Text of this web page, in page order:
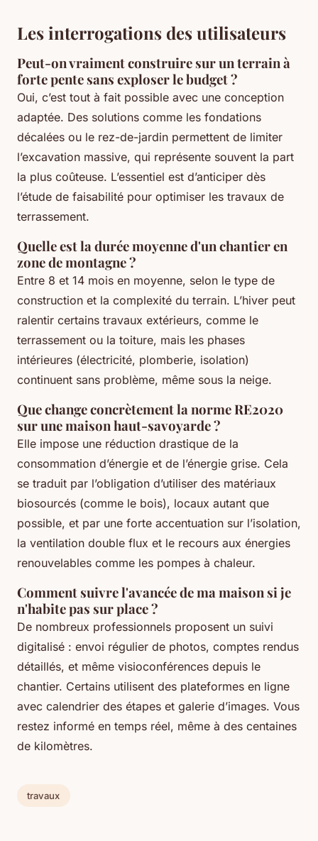
Les interrogations des utilisateurs
Peut-on vraiment construire sur un terrain à
forte pente sans exploser le budget ?
Oui, c’est tout à fait possible avec une conception
adaptée. Des solutions comme les fondations
décalées ou le rez-de-jardin permettent de limiter
l’excavation massive, qui représente souvent la part
la plus coûteuse. L’essentiel est d’anticiper dès
l’étude de faisabilité pour optimiser les travaux de
terrassement.
Quelle est la durée moyenne d'un chantier en
zone de montagne ?
Entre 8 et 14 mois en moyenne, selon le type de
construction et la complexité du terrain. L’hiver peut
ralentir certains travaux extérieurs, comme le
terrassement ou la toiture, mais les phases
intérieures (électricité, plomberie, isolation)
continuent sans problème, même sous la neige.
Que change concrètement la norme RE2020
sur une maison haut-savoyarde ?
Elle impose une réduction drastique de la
consommation d’énergie et de l’énergie grise. Cela
se traduit par l’obligation d’utiliser des matériaux
biosourcés (comme le bois), locaux autant que
possible, et par une forte accentuation sur l’isolation,
la ventilation double flux et le recours aux énergies
renouvelables comme les pompes à chaleur.
Comment suivre l'avancée de ma maison si je
n'habite pas sur place ?
De nombreux professionnels proposent un suivi
digitalisé : envoi régulier de photos, comptes rendus
détaillés, et même visioconférences depuis le
chantier. Certains utilisent des plateformes en ligne
avec calendrier des étapes et galerie d’images. Vous
restez informé en temps réel, même à des centaines
de kilomètres.
travaux